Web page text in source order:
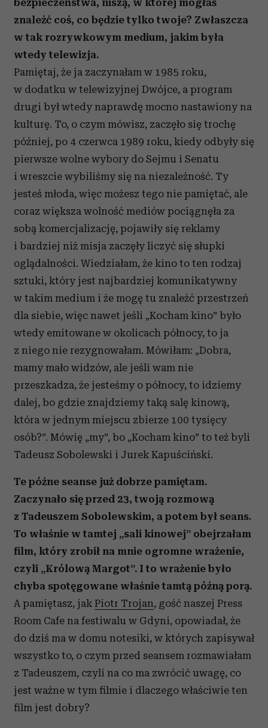
bezpieczeństwa, niszą, w której mogłaś
znaleźć coś, co będzie tylko twoje? Zwłaszcza
w tak rozrywkowym medium, jakim była
wtedy telewizja.
Pamiętaj, że ja zaczynałam w 1985 roku,
w dodatku w telewizyjnej Dwójce, a program
drugi był wtedy naprawdę mocno nastawiony na
kulturę. To, o czym mówisz, zaczęło się trochę
później, po 4 czerwca 1989 roku, kiedy odbyły się
pierwsze wolne wybory do Sejmu i Senatu
i wreszcie wybiliśmy się na niezależność. Ty
jesteś młoda, więc możesz tego nie pamiętać, ale
coraz większa wolność mediów pociągnęła za
sobą komercjalizację, pojawiły się reklamy
i bardziej niż misja zaczęły liczyć się słupki
oglądalności. Wiedziałam, że kino to ten rodzaj
sztuki, który jest najbardziej komunikatywny
w takim medium i że mogę tu znaleźć przestrzeń
dla siebie, więc nawet jeśli „Kocham kino” było
wtedy emitowane w okolicach północy, to ja
z niego nie rezygnowałam. Mówiłam: „Dobra,
mamy mało widzów, ale jeśli wam nie
przeszkadza, że jesteśmy o północy, to idziemy
dalej, bo gdzie znajdziemy taką salę kinową,
która w jednym miejscu zbierze 100 tysięcy
osób?”. Mówię „my”, bo „Kocham kino” to też byli
Tadeusz Sobolewski i Jurek Kapuściński.
Te późne seanse już dobrze pamiętam.
Zaczynało się przed 23, twoją rozmową
z Tadeuszem Sobolewskim, a potem był seans.
To właśnie w tamtej „sali kinowej” obejrzałam
film, który zrobił na mnie ogromne wrażenie,
czyli „Królową Margot”. I to wrażenie było
chyba spotęgowane właśnie tamtą późną porą.
A pamiętasz, jak Piotr Trojan, gość naszej Press
Room Cafe na festiwalu w Gdyni, opowiadał, że
do dziś ma w domu notesiki, w których zapisywał
wszystko to, o czym przed seansem rozmawiałam
z Tadeuszem, czyli na co ma zwrócić uwagę, co
jest ważne w tym filmie i dlaczego właściwie ten
film jest dobry?